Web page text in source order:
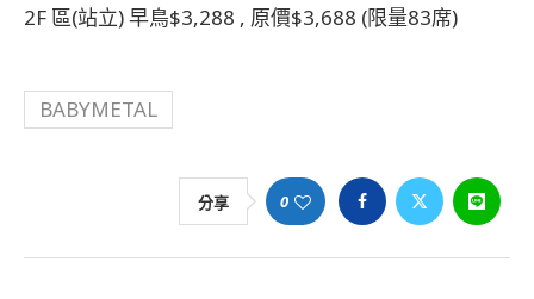
2F 區(站立) 早鳥$3,288 , 原價$3,688 (限量83席)
BABYMETAL
分享 0